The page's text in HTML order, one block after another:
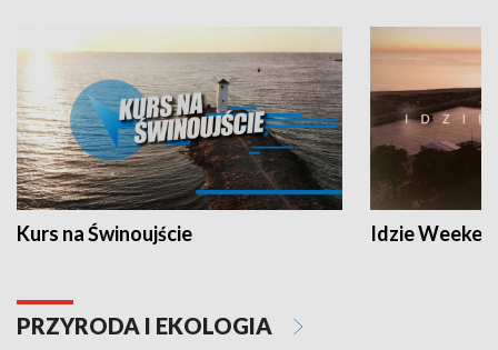
Kurs na Świnoujście Idzie
PRZYRODA I EKOLOGIA